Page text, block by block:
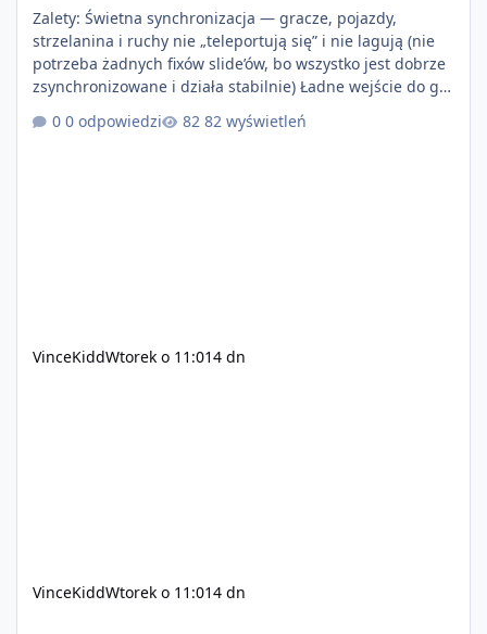
Zalety: Świetna synchronizacja — gracze, pojazdy,
strzelanina i ruchy nie „teleportują się” i nie lagują (nie
potrzeba żadnych fixów slide’ów, bo wszystko jest dobrze
zsynchronizowane i działa stabilnie) Ładne wejście do gry
+ solidny antycheat na poziomie multiplayera Wygodne
pisanie własnych modów i skryptów (wsparcie C# / JS /
0 odpowiedzi 82 wyświetleń
VinceKiddWtorek o 11:014 dn
VinceKiddWtorek o 11:014 dn